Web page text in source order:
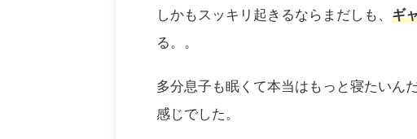
しかもスッキリ起きるならまだしも、 ギ
る。。
多分息子も眠くて本当はもっと寝たいんだ
感じでした。